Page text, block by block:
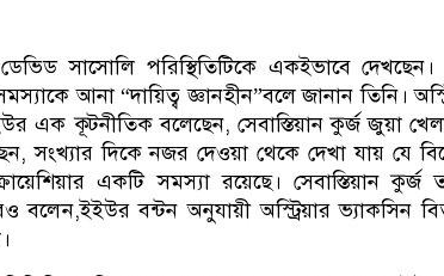
ডেভিড সাসোলি পরিস্থিতিটিকে একইভাবে দেখছেন।
আনা “দায়িত্ব জ্ঞানহীন”বলে জানান তিনি।
এক কূটনীতিক বলেছেন, সেবাস্তিয়ান কুর্জ জুয়া
সংখ্যার দিকে নজর দেওয়া থেকে দেখা যায় যে
একটি সমস্যা রয়েছে। সেবাস্তিয়ান কুর্জ
বলেন,ইইউর বন্টন অনুযায়ী অস্ট্রিয়ার ভ্যাকসিন